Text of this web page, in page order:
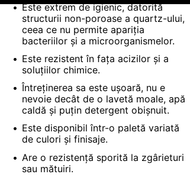
Este extrem de igienic, datorită
structurii non-poroase a quartz-ului,
ceea ce nu permite apariția
bacteriilor și a microorganismelor.
Este rezistent în fața acizilor și a
soluțiilor chimice.
Întreținerea sa este ușoară, nu e
nevoie decât de o lavetă moale, apă
caldă și puțin detergent obișnuit.
Este disponibil într-o paletă variată
de culori și finisaje.
Are o rezistență sporită la zgârieturi
sau mătuiri.